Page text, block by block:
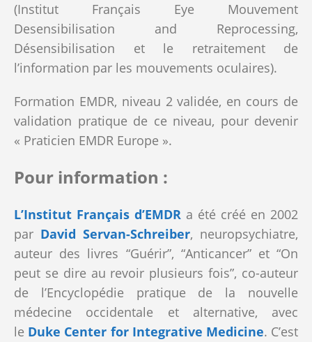
(Institut Français Eye Mouvement
Desensibilisation and Reprocessing,
Désensibilisation et le retraitement de
l’information par les mouvements oculaires).
Formation EMDR, niveau 2 validée, en cours de
validation pratique de ce niveau, pour devenir
« Praticien EMDR Europe ».
Pour information :
L’Institut Français d’EMDR a été créé en 2002
par David Servan-Schreiber, neuropsychiatre,
auteur des livres “Guérir”, “Anticancer” et “On
peut se dire au revoir plusieurs fois”, co-auteur
de l’Encyclopédie pratique de la nouvelle
médecine occidentale et alternative, avec
le Duke Center for Integrative Medicine. C’est